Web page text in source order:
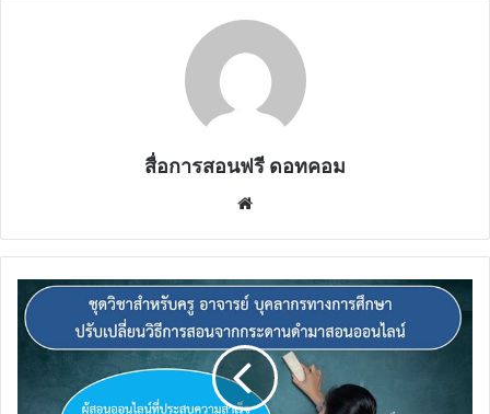
สื่อการสอนฟรี ดอทคอม
แล้ว
จ้า